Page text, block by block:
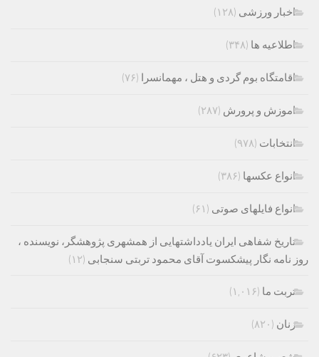
اخبار ورزشی (۱۲۸)
اطلاعیه ها (۳۴۸)
اقامتگاه بوم گردی و هتل ، مهمانسرا (۷۶)
اموزش و پرورش (۲۸۷)
انتخابات (۹۷۸)
انواع عکسها (۳۸۶)
انواع فایلهای صوتی (۶۱)
تاریخ شفاهی ایران یادداشتهایی از همشهری پژوهشگر، نویسنده ،
روز نامه نگار پیشکسوت آقای محمود تربتی سنجابی (۱۲)
تربت ما (۱,۰۱۶)
زنان (۸۲۰)